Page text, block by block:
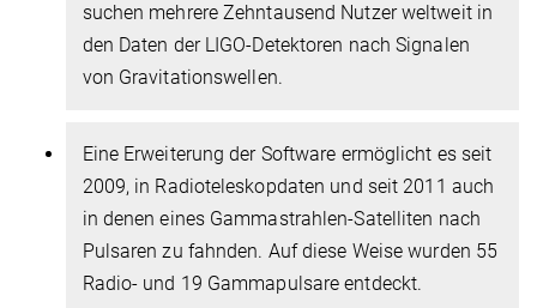
suchen mehrere Zehntausend Nutzer weltweit in
den Daten der LIGO-Detektoren nach Signalen
von Gravitationswellen.
Eine Erweiterung der Software ermöglicht es seit
2009, in Radioteleskopdaten und seit 2011 auch
in denen eines Gammastrahlen-Satelliten nach
Pulsaren zu fahnden. Auf diese Weise wurden 55
Radio- und 19 Gammapulsare entdeckt.